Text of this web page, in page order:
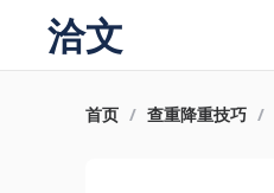
洽文
首页 / 查重降重技巧 /